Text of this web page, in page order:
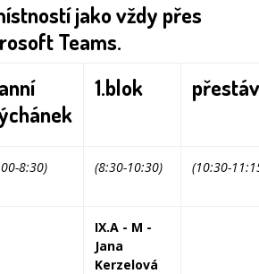
jako vždy přes
Teams.
1.blok
8:30) (8:30-10:30) (10:30-
IX.A - M -
Jana
Kerzelová